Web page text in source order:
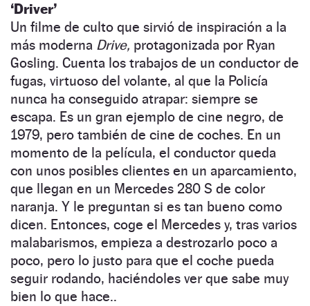
‘Driver’
Un filme de culto que sirvió de inspiración a la
más moderna Drive, protagonizada por Ryan
Gosling. Cuenta los trabajos de un conductor de
fugas, virtuoso del volante, al que la Policía
nunca ha conseguido atrapar: siempre se
escapa. Es un gran ejemplo de cine negro, de
1979, pero también de cine de coches. En un
momento de la película, el conductor queda
con unos posibles clientes en un aparcamiento,
que llegan en un Mercedes 280 S de color
naranja. Y le preguntan si es tan bueno como
dicen. Entonces, coge el Mercedes y, tras varios
malabarismos, empieza a destrozarlo poco a
poco, pero lo justo para que el coche pueda
seguir rodando, haciéndoles ver que sabe muy
bien lo que hace..